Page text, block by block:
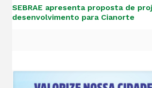
SEBRAE apresenta proposta de
desenvolvimento para Cianorte